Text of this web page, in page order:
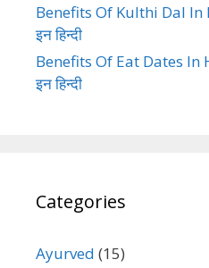
Benefits Of Kulthi Dal In
इन हिन्दी
Benefits Of Eat Dates
इन हिन्दी
Categories
Ayurved (15)